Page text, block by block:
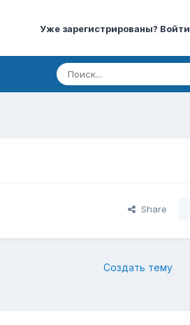
Уже зарегистрированы? Войти
Share
Создать тему